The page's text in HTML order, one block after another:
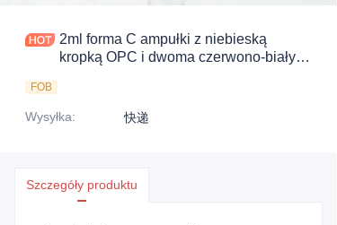
2ml forma C ampułki z niebieską
kropką OPC i dwoma czerwono-białymi
FOB
Wysyłka: 快递
Szczegóły produktu